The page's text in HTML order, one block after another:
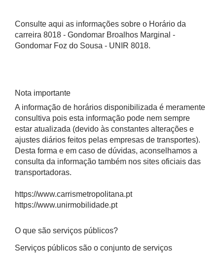
Consulte aqui as informações sobre o Horário da
carreira 8018 - Gondomar Broalhos Marginal -
Gondomar Foz do Sousa - UNIR 8018.
Nota importante
A informação de horários disponibilizada é meramente
consultiva pois esta informação pode nem sempre
estar atualizada (devido às constantes alterações e
ajustes diários feitos pelas empresas de transportes).
Desta forma e em caso de dúvidas, aconselhamos a
consulta da informação também nos sites oficiais das
transportadoras.
https://www.carrismetropolitana.pt
https://www.unirmobilidade.pt
O que são serviços públicos?
Serviços públicos são o conjunto de serviços